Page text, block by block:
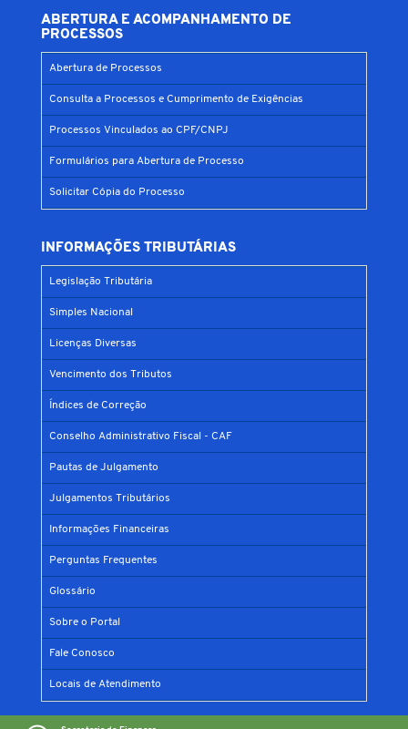
ABERTURA E ACOMPANHAMENTO DE
PROCESSOS
Abertura de Processos
Consulta a Processos e Cumprimento de Exigências
Processos Vinculados ao CPF/CNPJ
Formulários para Abertura de Processo
Solicitar Cópia do Processo
INFORMAÇÕES TRIBUTÁRIAS
Legislação Tributária
Simples Nacional
Licenças Diversas
Vencimento dos Tributos
Índices de Correção
Conselho Administrativo Fiscal - CAF
Pautas de Julgamento
Julgamentos Tributários
Informações Financeiras
Perguntas Frequentes
Glossário
Sobre o Portal
Fale Conosco
Locais de Atendimento